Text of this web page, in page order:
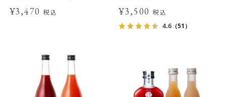
¥3,470税込 ¥3,500 税込
4.6 （51）